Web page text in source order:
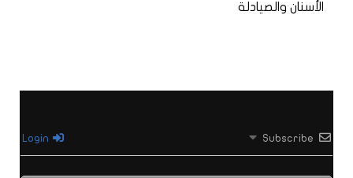
الأسنان والصيادلة
Subscribe